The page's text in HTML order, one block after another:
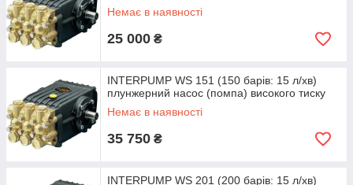
насоса
л/хв бар
об/хв
WS171
WS133 13
Немає в наявності
25 000 ₴
INTERPUMP WS 151 (150 барів: 15 л/хв)
плунжерний насос (помпа) високого тиску
Немає в наявності
35 750 ₴
INTERPUMP WS 201 (200 барів: 15 л/хв)